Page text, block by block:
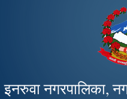
Skip to
main
content
इनरुवा नगरपालिका,